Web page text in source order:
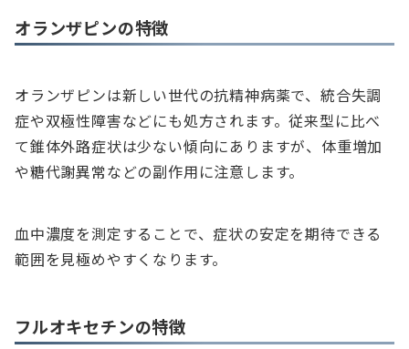
オランザピンの特徴
オランザピンは新しい世代の抗精神病薬で、統合失調
症や双極性障害などにも処方されます。従来型に比べ
て錐体外路症状は少ない傾向にありますが、体重増加
や糖代謝異常などの副作用に注意します。
血中濃度を測定することで、症状の安定を期待できる
範囲を見極めやすくなります。
フルオキセチンの特徴